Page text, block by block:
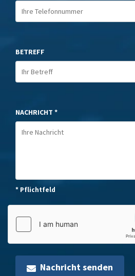
BETREFF
NACHRICHT *
* Pflichtfeld
Nachricht senden